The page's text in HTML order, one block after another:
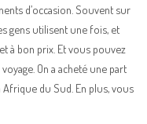
d’occasion. Souvent sur
gens utilisent une fois, et
à bon prix. Et vous pouvez
On a acheté une part
du Sud. En plus, vous